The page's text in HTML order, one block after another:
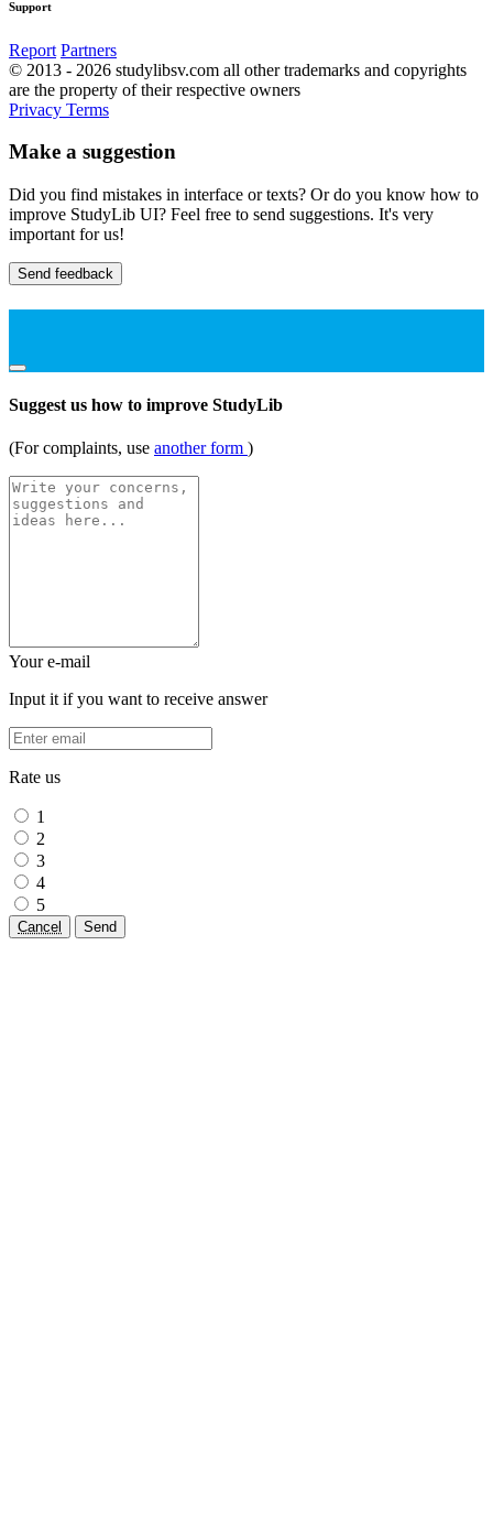
Support
Report Partners
© 2013 - 2026 studylibsv.com all other trademarks and copyrights
are the property of their respective owners
Privacy Terms
Make a suggestion
Did you find mistakes in interface or texts? Or do you know how to
improve StudyLib UI? Feel free to send suggestions. It's very
important for us!
Send feedback
Suggest us how to improve StudyLib
(For complaints, use another form )
Your e-mail
Input it if you want to receive answer
Rate us
1
2
3
4
5
Cancel Send